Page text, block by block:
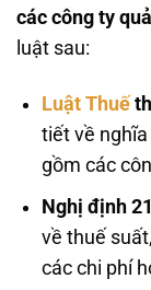
các công ty
luật sau:
Luật Thuế
tiết về
gồm các
Nghị định
về thuế
các chi phí